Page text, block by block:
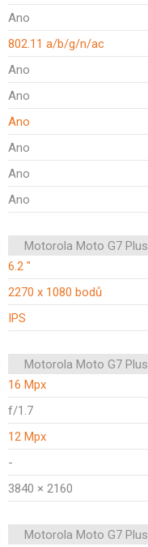
Ano
802.11 a/b/g/n/ac
Ano
Ano
Ano
Ano
Ano
Ano
Motorola Moto G7 Plus
6.2 "
2270 x 1080 bodů
IPS
Motorola Moto G7 Plus
16 Mpx
f/1.7
12 Mpx
-
3840 × 2160
Motorola Moto G7 Plus